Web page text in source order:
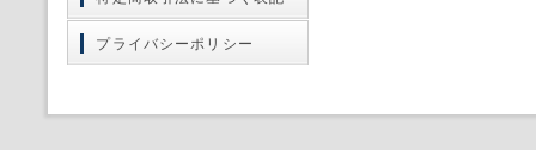
プライバシーポリシー